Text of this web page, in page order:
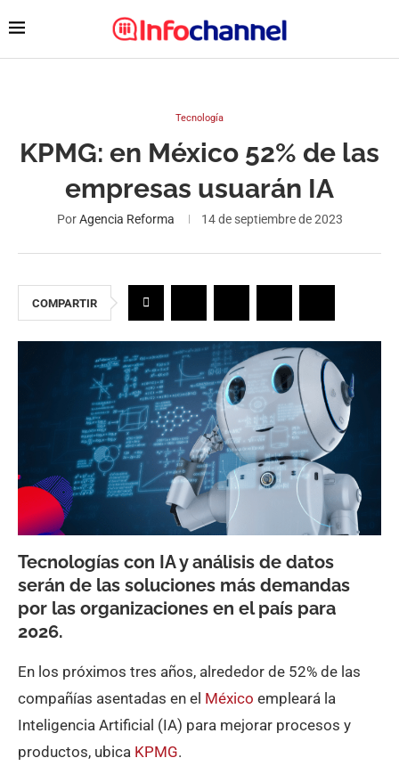
Tecnología
KPMG: en México 52% de las
empresas usuarán IA
PorAgencia Reforma 14 de septiembre de 2023
COMPARTIR
Tecnologías con IA y análisis de datos
serán de las soluciones más demandas
por las organizaciones en el país para
2026.
En los próximos tres años, alrededor de 52% de las
compañías asentadas en el México empleará la
Inteligencia Artificial (IA) para mejorar procesos y
productos, ubica KPMG.